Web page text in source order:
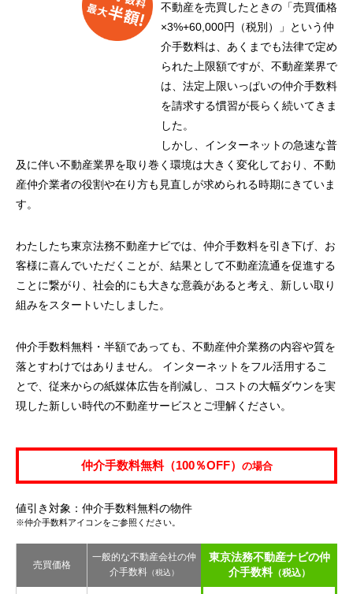
不動産を売買したときの「売買価格
×3%+60,000円（税別）」という仲
介手数料は、あくまでも法律で定め
られた上限額ですが、不動産業界で
は、法定上限いっぱいの仲介手数料
を請求する慣習が長らく続いてきま
した。
しかし、インターネットの急速な普
及に伴い不動産業界を取り巻く環境は大きく変化しており、不動
産仲介業者の役割や在り方も見直しが求められる時期にきていま
す。
わたしたち東京法務不動産ナビでは、仲介手数料を引き下げ、お
客様に喜んでいただくことが、結果として不動産流通を促進する
ことに繋がり、社会的にも大きな意義があると考え、新しい取り
組みをスタートいたしました。
仲介手数料無料・半額であっても、不動産仲介業務の内容や質を
落とすわけではありません。 インターネットをフル活用するこ
とで、従来からの紙媒体広告を削減し、コストの大幅ダウンを実
現した新しい時代の不動産サービスとご理解ください。
仲介手数料無料（100％OFF） の場合
値引き対象：仲介手数料無料の物件
※仲介手数料アイコンをご参照ください。
売買価格
一般的な不動産会社の仲
介手数料 （税込）
東京法務不動産ナビの仲
介手数料（税込）